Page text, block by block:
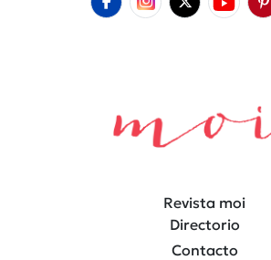
Revista moi
Directorio
Contacto